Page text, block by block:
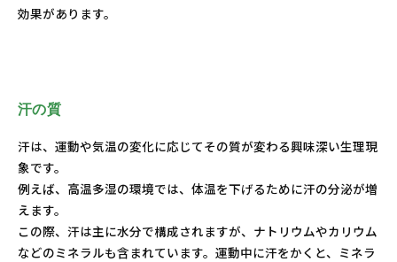
効果があります。
汗の質
汗は、運動や気温の変化に応じてその質が変わる興味深い生理現
象です。
例えば、高温多湿の環境では、体温を下げるために汗の分泌が増
えます。
この際、汗は主に水分で構成されますが、ナトリウムやカリウム
などのミネラルも含まれています。運動中に汗をかくと、ミネラ